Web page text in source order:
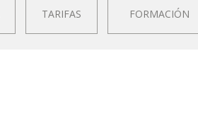
TARIFAS FORMACIÓN